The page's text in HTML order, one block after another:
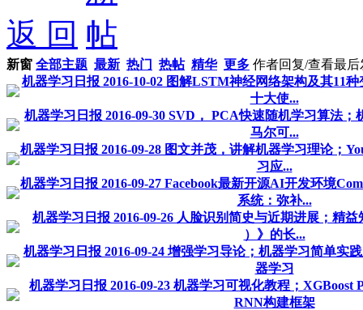
返 回
新窗 全部主题 最新 热门 热帖 精华 更多 作者回复/查看最后
机器学习日报 2016-10-02 图解LSTM神经网络架构及其11
十大使...
机器学习日报 2016-09-30 SVD， PCA快速随机学习算法
马尔可...
机器学习日报 2016-09-28 图文并茂，讲解机器学习理论；
习应...
机器学习日报 2016-09-27 Facebook最新开源AI开发环境
系统：弥补...
机器学习日报 2016-09-26 人脸识别简史与近期进展；精
）》的长...
机器学习日报 2016-09-24 增强学习导论；机器学习简单实
器学习
机器学习日报 2016-09-23 机器学习可视化教程；XGBoost
RNN构建框架